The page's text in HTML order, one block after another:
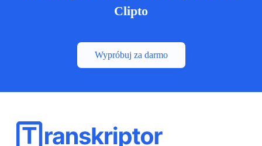
Clipto
Wypróbuj za darmo